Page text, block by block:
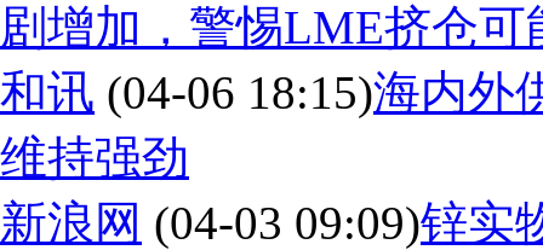
剧增加，警惕LME挤仓可
和讯 (04-06 18:15)海内外
维持强劲
新浪网 (04-03 09:09)锌实